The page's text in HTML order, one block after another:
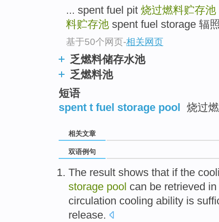
... spent fuel pit 烧过燃料贮存池
料贮存池 spent fuel storage 辐
基于50个网页-相关网页
乏燃料储存水池
乏燃料池
短语
spent t fuel storage pool
烧过
相关文章
双语例句
The result shows that ifthe
storage pool can be retrieved in
circulation cooling ability is
release.